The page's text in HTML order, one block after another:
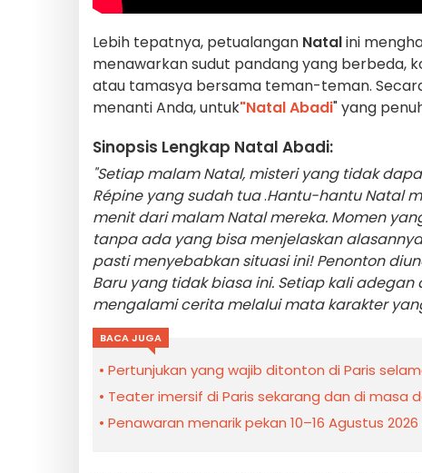
Lebih tepatnya, petualangan Natalini
menawarkan sudut pandang yang berbeda,
atau tamasya bersama teman-teman.
menanti Anda, untuk"Natal Abadi" yang
Sinopsis Lengkap Natal Abadi:
"Setiap malam Natal, misteri yang tidak
Répine yang sudah tua.Hantu-hantu Natal
menit dari malam Natal mereka. Momen
tanpa ada yang bisa menjelaskan
pasti menyebabkan situasi ini! Penonton
Baru yang tidak biasa ini. Setiap kali
mengalami cerita melalui mata karakter
BACA JUGA
Pertunjukan yang wajib ditonton di Paris
Teater imersif di Paris sekarang dan di masa
Penawaran menarik pekan 10–16 Agustus